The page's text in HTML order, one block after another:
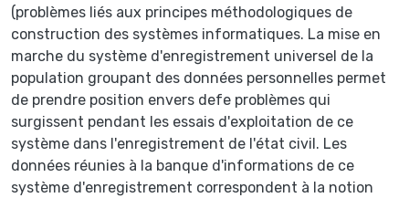
(problèmes liés aux principes méthodologiques de
construction des systèmes informatiques. La mise en
marche du système d'enregistrement universel de la
population groupant des données personnelles permet
de prendre position envers defe problèmes qui
surgissent pendant les essais d'exploitation de ce
système dans l'enregistrement de l'état civil. Les
données réunies à la banque d'informations de ce
système d'enregistrement correspondent à la notion